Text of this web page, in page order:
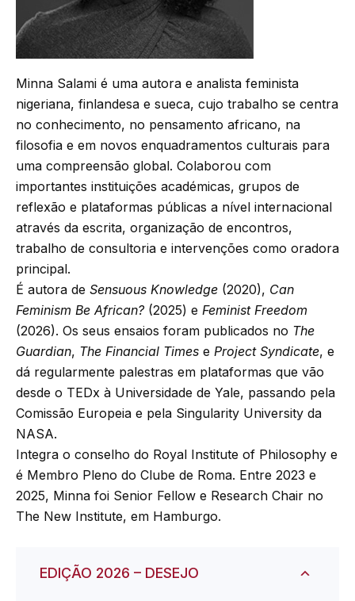
Minna Salami é uma autora e analista feminista
nigeriana, finlandesa e sueca, cujo trabalho se centra
no conhecimento, no pensamento africano, na
filosofia e em novos enquadramentos culturais para
uma compreensão global. Colaborou com
importantes instituições académicas, grupos de
reflexão e plataformas públicas a nível internacional
através da escrita, organização de encontros,
trabalho de consultoria e intervenções como oradora
principal.
É autora de Sensuous Knowledge (2020), Can
Feminism Be African?(2025) e Feminist Freedom
(2026). Os seus ensaios foram publicados no The
Guardian, The Financial Times e Project Syndicate, e
dá regularmente palestras em plataformas que vão
desde o TEDx à Universidade de Yale, passando pela
Comissão Europeia e pela Singularity University da
NASA.
Integra o conselho do Royal Institute of Philosophy e
é Membro Pleno do Clube de Roma. Entre 2023 e
2025, Minna foi Senior Fellow e Research Chair no
The New Institute, em Hamburgo.
EDIÇÃO 2026 – DESEJO